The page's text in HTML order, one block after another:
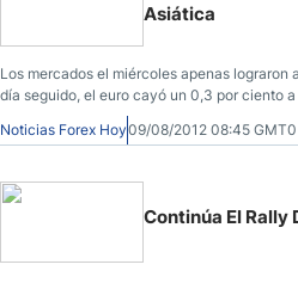
Asiática
Los mercados el miércoles apenas lograron
día seguido, el euro cayó un 0,3 por ciento
máximo de un mes el lunes de 1,2443 dólares.
Noticias Forex Hoy09/08/2012 08:45 GMT0
Continúa El